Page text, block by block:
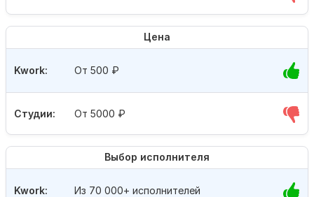
Цена
Студии: От 5000 ₽
Kwork: От 500 ₽
Выбор исполнителя
Kwork: Из 70 000+ исполнителей